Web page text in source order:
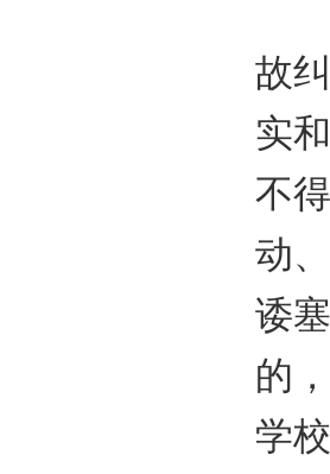
8.
故
实
不
动
诿
的
学